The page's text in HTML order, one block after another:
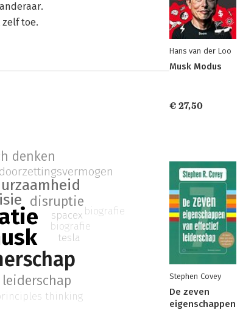
zelf toe.
disruptie
denken
doorzettingsvermogen
spacex
biografie
tesla
thinking
biografie
Hans van der Loo
Musk Modus
€ 27,50
Stephen Covey
De zeven
eigenschappen